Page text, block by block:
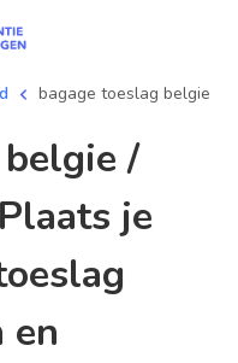
bagage toeslag belgie
je
en